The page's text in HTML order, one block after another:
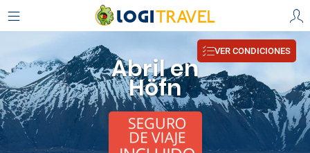
Abril en
Höfn
VER CONDICIONES